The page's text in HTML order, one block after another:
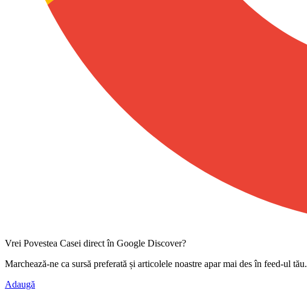
Vrei Povestea Casei direct în Google Discover?
Marchează-ne ca sursă preferată și articolele noastre apar mai des în feed-ul tău.
Adaugă